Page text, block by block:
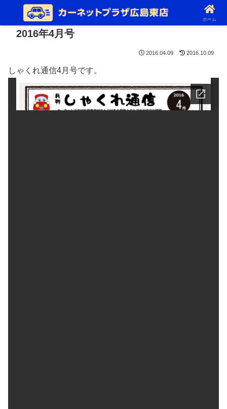
2016年4月号
2016.04.09 2016.10.09
しゃくれ通信4月号です。
ホーム